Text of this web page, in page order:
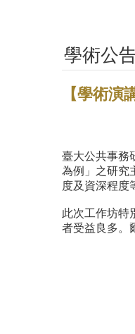
學術公
【學術
臺大公共事務
為例」之研究
度及資深程度
此次工作坊特
者受益良多。